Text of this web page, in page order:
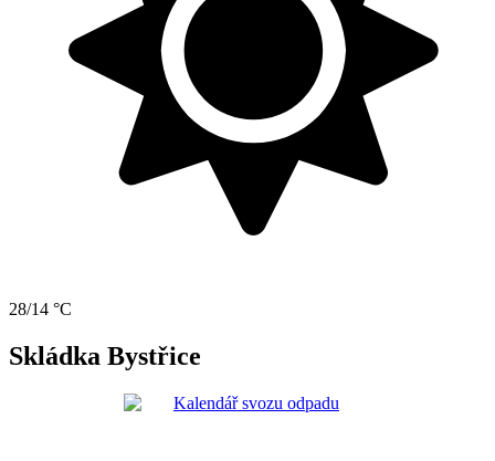
28/14 °C
Skládka Bystřice